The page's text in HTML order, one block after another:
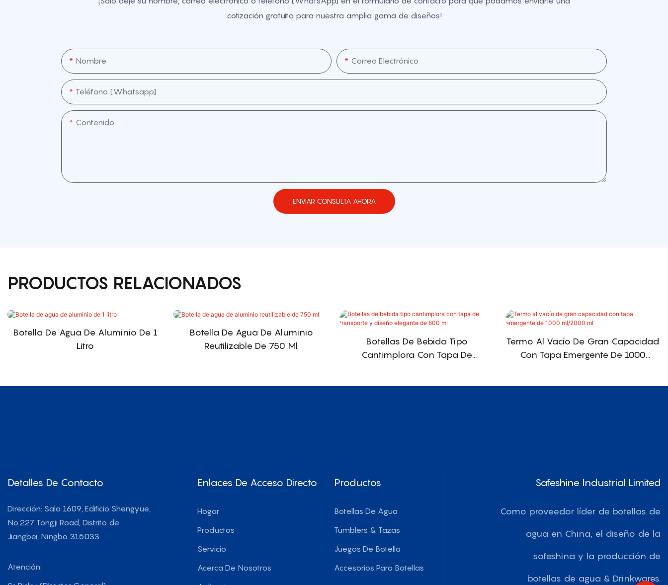
cotización gratuita para nuestra amplia gama de diseños!
Nombre Correo Electrónico
Teléfono (whatsapp]
Contenido
ENVIAR CONSULTA AHORA
PRODUCTOS RELACIONADOS
Botella De Agua De Aluminio De 1
Litro
Botella De Agua De Aluminio
Reutilizable De 750 Ml
Botellas De Bebida Tipo
Cantimplora Con Tapa De
Termo Al Vacío De Gran Capacidad
Con Tapa Emergente De 1000
Detalles De Contacto
Dirección: Sala 1609, Edificio Shengyue,
No.227 Tongji Road, Distrito de
Jiangbei, Ningbo 315033
Atención:
Enlaces De Acceso Directo
Hogar
Productos
Servicio
Acerca De Nosotros
Productos
Botellas De Agua
Tumblers & Tazas
Juegos De Botella
Accesorios Para Botellas
Safeshine Industrial Limited
Como proveedor líder de botellas de
agua en China, el diseño de la
safeshina y la producción de
botellas de agua & Drinkwares.